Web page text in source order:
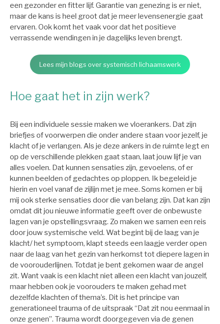
een gezonder en fitter lijf. Garantie van genezing is er niet,
maar de kans is heel groot dat je meer levensenergie gaat
ervaren. Ook komt het vaak voor dat het positieve
verrassende wendingen in je dagelijks leven brengt.
Lees mijn blogs over systemisch lichaamswerk
Hoe gaat het in zijn werk?
Bij een individuele sessie maken we vloerankers. Dat zijn
briefjes of voorwerpen die onder andere staan voor jezelf, je
klacht of je verlangen. Als je deze ankers in de ruimte legt en
op de verschillende plekken gaat staan, laat jouw lijf je van
alles voelen. Dat kunnen sensaties zijn, gevoelens, of er
kunnen beelden of gedachtes op ploppen. Ik begeleid je
hierin en voel vanaf de zijlijn met je mee. Soms komen er bij
mij ook sterke sensaties door die van belang zijn. Dat kan zijn
omdat dit jou nieuwe informatie geeft over de onbewuste
lagen van je opstellingsvraag. Zo maken we samen een reis
door jouw systemische veld. Wat begint bij de laag van je
klacht/ het symptoom, klapt steeds een laagje verder open
naar de laag van het gezin van herkomst tot diepere lagen in
de voorouderlijnen. Totdat je bent gekomen waar de angel
zit. Want vaak is een klacht niet alleen een klacht van jouzelf,
maar hebben ook je voorouders te maken gehad met
dezelfde klachten of thema’s. Dit is het principe van
generationeel trauma of de uitspraak “Dat zit nou eenmaal in
onze genen”. Trauma wordt doorgegeven via de genen